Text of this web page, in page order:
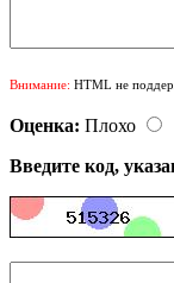
Внимание: HTML не
Оценка: Плохо
Введите код,